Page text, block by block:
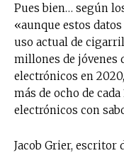
Pues bien… según
«aunque estos
uso actual de
millones de jóvenes
electrónicos en
más de ocho de
electrónicos con
Jacob Grier, escritor